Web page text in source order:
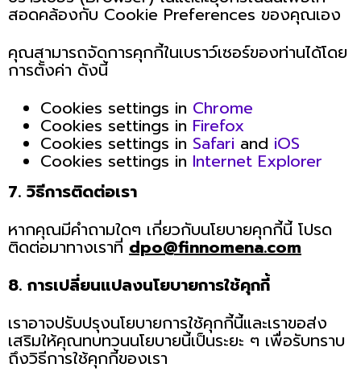
สอดคล้องกับ Cookie Preferences ของคุณเอง
คุณสามารถจัดการคุกกี้ในเบราว์เซอร์ของท่านได้โดย
การตั้งค่า ดังนี้
Cookies settings in Chrome
Cookies settings in Firefox
Cookies settings in Safari and iOS
Cookies settings in Internet Explorer
7. วิธีการติดต่อเรา
หากคุณมีคำถามใดๆ เกี่ยวกับนโยบายคุกกี้นี้ โปรด
ติดต่อมาทางเราที่ dpo@finnomena.com
8. การเปลี่ยนแปลงนโยบายการใช้คุกกี้
เราอาจปรับปรุงนโยบายการใช้คุกกี้นี้และเราขอส่ง
เสริมให้คุณทบทวนนโยบายนี้เป็นระยะ ๆ เพื่อรับทราบ
ถึงวิธีการใช้คุกกี้ของเรา